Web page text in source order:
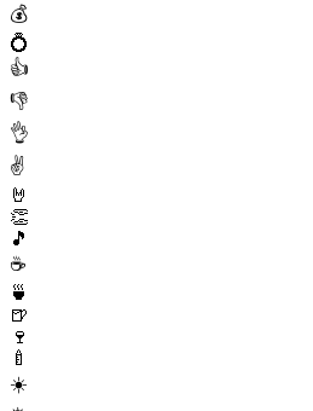
💰
💍
👍
👎
👌
✌️
🤘
👏
🎵
☕️
🍵
🍺
🍷
🍼
☀️